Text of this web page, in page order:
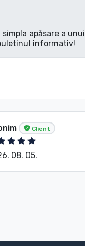
apăsare a
informativ!
Client
08. 05.